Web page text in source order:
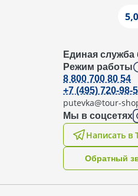
Единая
Режим работы
8 800 700 80 54
+7 (495) 720-98-
putevka@tour-
Мы в соцсетях
Написать в
Oбратный